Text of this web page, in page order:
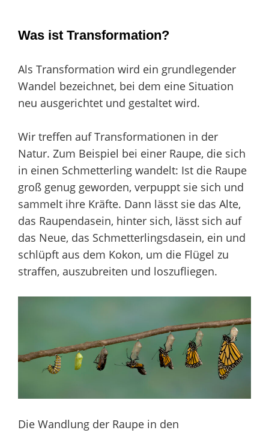
Was ist Transformation?
Als Transformation wird ein grundlegender
Wandel bezeichnet, bei dem eine Situation
neu ausgerichtet und gestaltet wird.
Wir treffen auf Transformationen in der
Natur. Zum Beispiel bei einer Raupe, die sich
in einen Schmetterling wandelt: Ist die Raupe
groß genug geworden, verpuppt sie sich und
sammelt ihre Kräfte. Dann lässt sie das Alte,
das Raupendasein, hinter sich, lässt sich auf
das Neue, das Schmetterlingsdasein, ein und
schlüpft aus dem Kokon, um die Flügel zu
straffen, auszubreiten und loszufliegen.
Die Wandlung der Raupe in den